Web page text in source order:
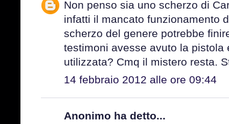
Non penso sia uno scherzo di
infatti il mancato funzionamento
scherzo del genere potrebbe
testimoni avesse avuto la pistola
utilizzata? Cmq il mistero resta.
14 febbraio 2012 alle ore 09:44
Anonimo ha detto...